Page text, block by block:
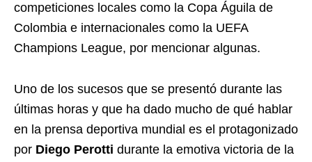
competiciones locales como la Copa Águila de
Colombia e internacionales como la UEFA
Champions League, por mencionar algunas.
Uno de los sucesos que se presentó durante las
últimas horas y que ha dado mucho de qué hablar
en la prensa deportiva mundial es el protagonizado
por Diego Perotti durante la emotiva victoria de la